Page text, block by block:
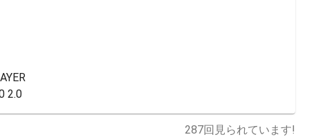
2.0
287回見られています!